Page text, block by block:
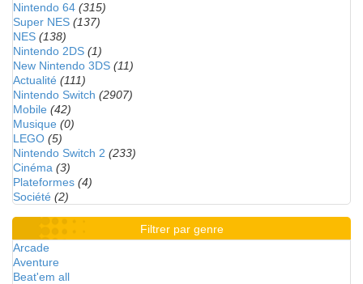
Nintendo 64 (315)
Super NES (137)
NES (138)
Nintendo 2DS (1)
New Nintendo 3DS (11)
Actualité (111)
Nintendo Switch (2907)
Mobile (42)
Musique (0)
LEGO (5)
Nintendo Switch 2 (233)
Cinéma (3)
Plateformes (4)
Société (2)
Filtrer par genre
Arcade
Aventure
Beat'em all